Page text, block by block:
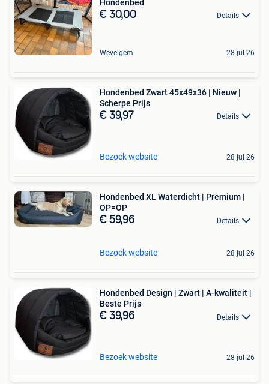
Hondenbed
€ 30,00 Details
Wevelgem 28 jul 26
Hondenbed Zwart 45x49x36 | Nieuw |
Scherpe Prijs
€ 39,97 Details
Bezoek website 28 jul 26
Hondenbed XL Waterdicht | Premium |
OP=OP
€ 59,96 Details
Bezoek website 28 jul 26
Hondenbed Design | Zwart | A-kwaliteit |
Beste Prijs
€ 39,96 Details
Bezoek website 28 jul 26